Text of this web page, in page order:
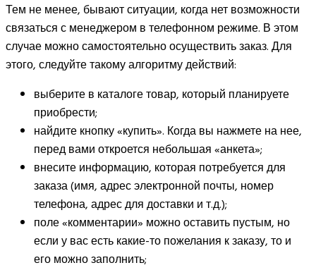
Тем не менее, бывают ситуации, когда нет возможности
связаться с менеджером в телефонном режиме. В этом
случае можно самостоятельно осуществить заказ. Для
этого, следуйте такому алгоритму действий:
выберите в каталоге товар, который планируете
приобрести;
найдите кнопку «купить». Когда вы нажмете на нее,
перед вами откроется небольшая «анкета»;
внесите информацию, которая потребуется для
заказа (имя, адрес электронной почты, номер
телефона, адрес для доставки и т.д.);
поле «комментарии» можно оставить пустым, но
если у вас есть какие-то пожелания к заказу, то и
его можно заполнить;